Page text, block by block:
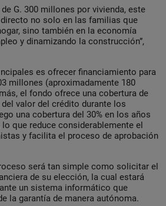
G. 300 millones por vivienda, este
no solo en las familias que
sino también en la economía
y dinamizando la construcción”,
es ofrecer financiamiento para
millones (aproximadamente 180
el fondo ofrece una cobertura de
valor del crédito durante los
una cobertura del 30% en los años
que reduce considerablemente el
y facilita el proceso de aprobación
será tan simple como solicitar el
de su elección, la cual estará
un sistema informático que
la garantía de manera autónoma.